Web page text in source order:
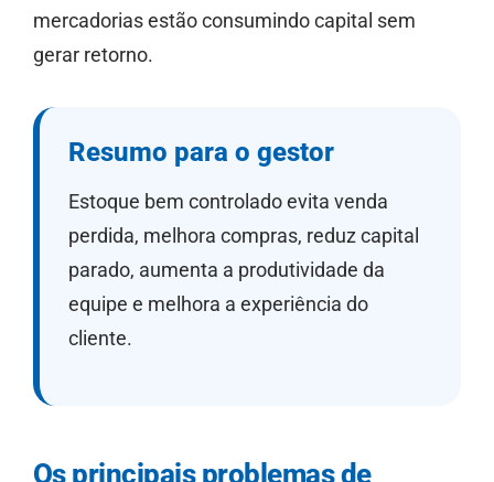
mercadorias estão consumindo capital sem
gerar retorno.
Resumo para o gestor
Estoque bem controlado evita venda
perdida, melhora compras, reduz capital
parado, aumenta a produtividade da
equipe e melhora a experiência do
cliente.
Os principais problemas de